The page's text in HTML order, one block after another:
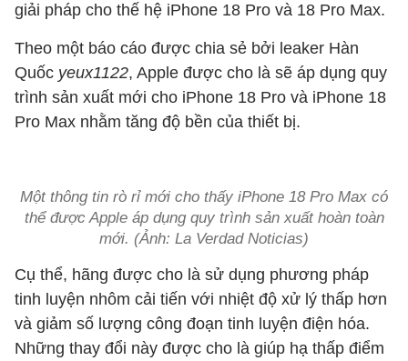
giải pháp cho thế hệ iPhone 18 Pro và 18 Pro Max.
Theo một báo cáo được chia sẻ bởi leaker Hàn
Quốc yeux1122, Apple được cho là sẽ áp dụng quy
trình sản xuất mới cho iPhone 18 Pro và iPhone 18
Pro Max nhằm tăng độ bền của thiết bị.
Một thông tin rò rỉ mới cho thấy iPhone 18 Pro Max có
thể được Apple áp dụng quy trình sản xuất hoàn toàn
mới. (Ảnh: La Verdad Noticias)
Cụ thể, hãng được cho là sử dụng phương pháp
tinh luyện nhôm cải tiến với nhiệt độ xử lý thấp hơn
và giảm số lượng công đoạn tinh luyện điện hóa.
Những thay đổi này được cho là giúp hạ thấp điểm